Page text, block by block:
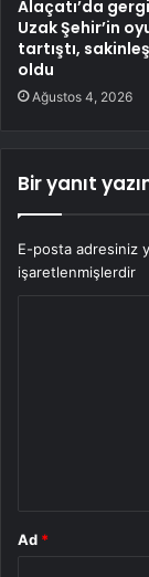
Alaçatı’da
Uzak Şehir’in
tartıştı,
oldu
Ağustos 4, 2026
Bir yanıt
E-posta adresiniz
işaretlenmişlerdir
Ad *